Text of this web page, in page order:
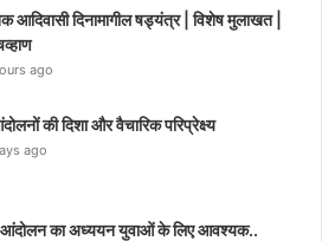
आदिवासी दिनामागील षड्यंत्र | विशेष मुलाखत |
ago
की दिशा और वैचारिक परिप्रेक्ष्य
ago
का अध्ययन युवाओं के लिए आवश्यक..